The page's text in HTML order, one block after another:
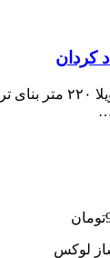
کردان
۶۸۰ متر باغ
لوکس